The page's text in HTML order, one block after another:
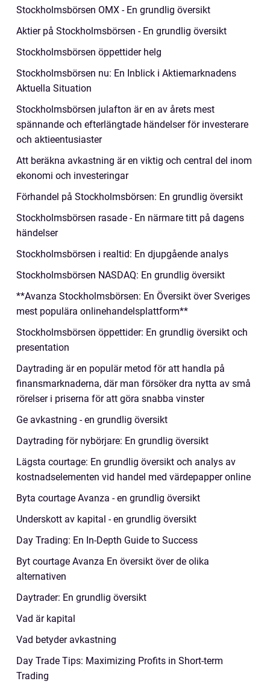
Stockholmsbörsen OMX - En grundlig översikt
Aktier på Stockholmsbörsen - En grundlig översikt
Stockholmsbörsen öppettider helg
Stockholmsbörsen nu: En Inblick i Aktiemarknadens
Aktuella Situation
Stockholmsbörsen julafton är en av årets mest
spännande och efterlängtade händelser för investerare
och aktieentusiaster
Att beräkna avkastning är en viktig och central del inom
ekonomi och investeringar
Förhandel på Stockholmsbörsen: En grundlig översikt
Stockholmsbörsen rasade - En närmare titt på dagens
händelser
Stockholmsbörsen i realtid: En djupgående analys
Stockholmsbörsen NASDAQ: En grundlig översikt
**Avanza Stockholmsbörsen: En Översikt över Sveriges
mest populära onlinehandelsplattform**
Stockholmsbörsen öppettider: En grundlig översikt och
presentation
Daytrading är en populär metod för att handla på
finansmarknaderna, där man försöker dra nytta av små
rörelser i priserna för att göra snabba vinster
Ge avkastning - en grundlig översikt
Daytrading för nybörjare: En grundlig översikt
Lägsta courtage: En grundlig översikt och analys av
kostnadselementen vid handel med värdepapper online
Byta courtage Avanza - en grundlig översikt
Underskott av kapital - en grundlig översikt
Day Trading: En In-Depth Guide to Success
Byt courtage Avanza En översikt över de olika
alternativen
Daytrader: En grundlig översikt
Vad är kapital
Vad betyder avkastning
Day Trade Tips: Maximizing Profits in Short-term
Trading